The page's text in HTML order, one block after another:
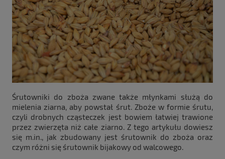
Śrutowniki do zboża zwane także młynkami służą do
mielenia ziarna, aby powstał śrut. Zboże w formie śrutu,
czyli drobnych cząsteczek jest bowiem łatwiej trawione
przez zwierzęta niż całe ziarno. Z tego artykułu dowiesz
się m.in., jak zbudowany jest śrutownik do zboża oraz
czym różni się śrutownik bijakowy od walcowego.